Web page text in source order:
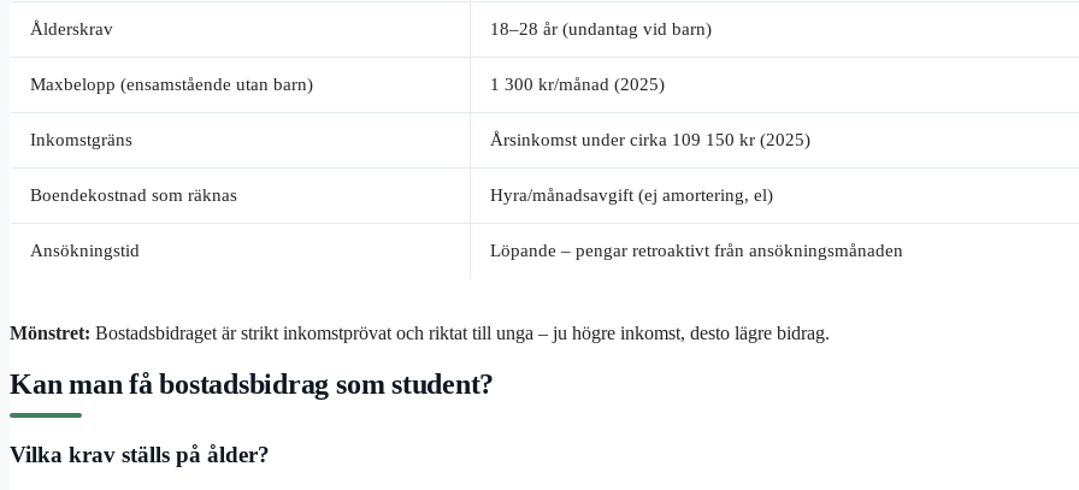
Ålderskrav 18–28 år (undantag vid barn)
Maxbelopp (ensamstående utan barn) 1 300 kr/månad (2025)
Inkomstgräns Årsinkomst under cirka 109 150 kr (2025)
Boendekostnad som räknas Hyra/månadsavgift (ej amortering, el)
Ansökningstid Löpande – pengar retroaktivt från ansökningsmånaden
Mönstret: Bostadsbidraget är strikt inkomstprövat och riktat till unga – ju högre inkomst, desto lägre bidrag.
Kan man få bostadsbidrag som student?
Vilka krav ställs på ålder?